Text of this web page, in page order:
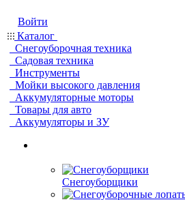
Войти
Каталог
Снегоуборочная техника
Садовая техника
Инструменты
Мойки высокого давления
Аккумуляторные моторы
Товары для авто
Аккумуляторы и ЗУ
Снегоуборщики